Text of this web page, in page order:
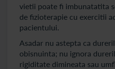
vietii poate fi imbunatatita
de fizioterapie cu exercitii
pacientului.
Asadar nu astepta ca
obisnuinta; nu ignora
rigiditate dimineata sau